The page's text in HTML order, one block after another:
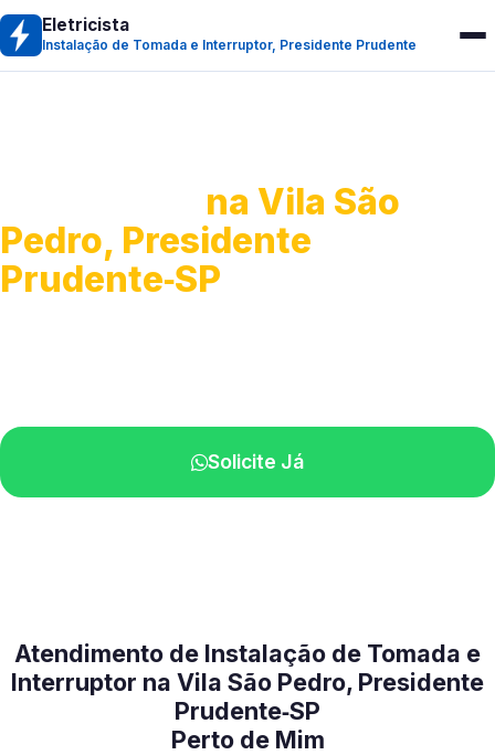
Eletricista
Instalação de Tomada e Interruptor, Presidente Prudente
na Vila São
Pedro, Presidente
Prudente‑SP
Solicite Já
Atendimento de Instalação de Tomada e
Interruptor na Vila São Pedro, Presidente
Prudente‑SP
Perto de Mim